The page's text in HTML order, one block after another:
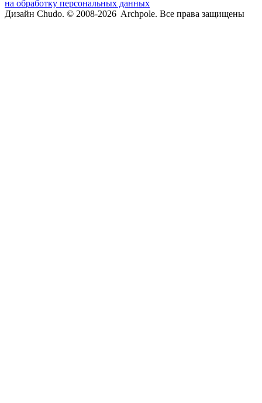
на обработку персональных данных
Дизайн Chudo. © 2008-2026 Archpole. Все права защищены